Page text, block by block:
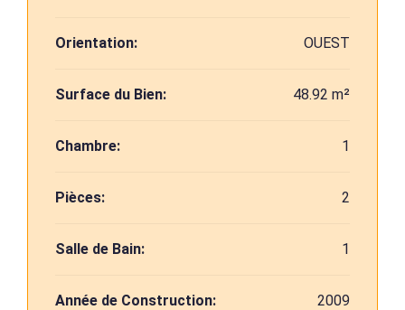
Orientation: OUEST
Surface du Bien: 48.92 m²
Chambre: 1
Pièces: 2
Salle de Bain: 1
Année de Construction: 2009